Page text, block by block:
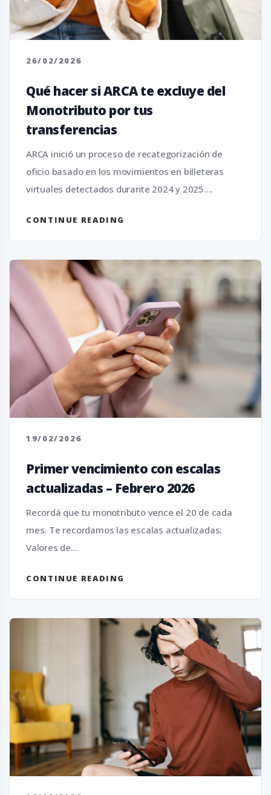
26/02/2026
Qué hacer si ARCA te excluye del
Monotributo por tus
transferencias
ARCA inició un proceso de recategorización de
oficio basado en los movimientos en billeteras
virtuales detectados durante 2024 y 2025....
CONTINUE READING
19/02/2026
Primer vencimiento con escalas
actualizadas – Febrero 2026
Recordá que tu monotributo vence el 20 de cada
mes. Te recordamos las escalas actualizadas:
Valores de...
CONTINUE READING